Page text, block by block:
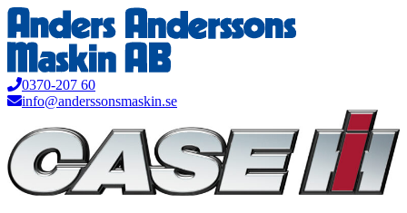
Hoppa
till
innehåll
0370-207 60
info@anderssonsmaskin.se